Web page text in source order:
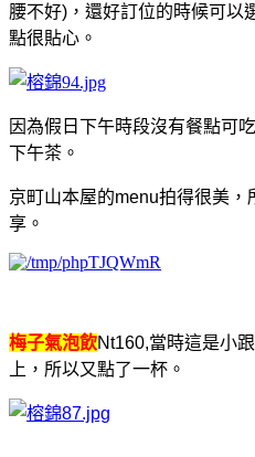
腰不好)，還好訂位的時候可以
點很貼心。
因為假日下午時段沒有餐點可
下午茶。
京町山本屋的menu拍得很美
享。
梅子氣泡飲Nt160,當時這是小
上，所以又點了一杯。